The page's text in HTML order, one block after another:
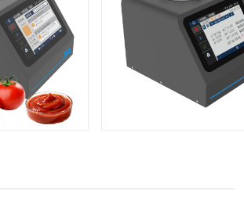
产品品牌：
产品型号：
+